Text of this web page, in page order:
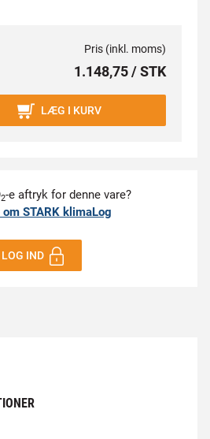
Pris (inkl. moms)
1.148,75 / STK
LÆG I KURV
2-e aftryk for denne vare?
om STARK klimaLog
LOG IND